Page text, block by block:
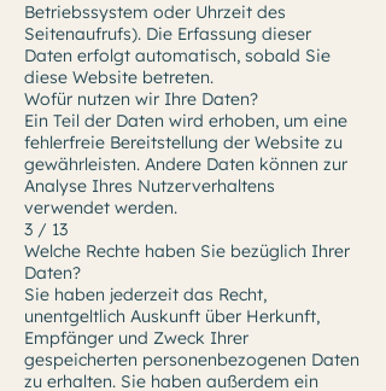
Betriebssystem oder Uhrzeit des
Seitenaufrufs). Die Erfassung dieser
Daten erfolgt automatisch, sobald Sie
diese Website betreten.
Wofür nutzen wir Ihre Daten?
Ein Teil der Daten wird erhoben, um eine
fehlerfreie Bereitstellung der Website zu
gewährleisten. Andere Daten können zur
Analyse Ihres Nutzerverhaltens
verwendet werden.
3 / 13
Welche Rechte haben Sie bezüglich Ihrer
Daten?
Sie haben jederzeit das Recht,
unentgeltlich Auskunft über Herkunft,
Empfänger und Zweck Ihrer
gespeicherten personenbezogenen Daten
zu erhalten. Sie haben außerdem ein